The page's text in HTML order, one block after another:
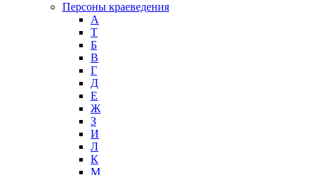
Персоны краеведения
А
T
Б
В
Г
Д
Е
Ж
З
И
Л
К
М